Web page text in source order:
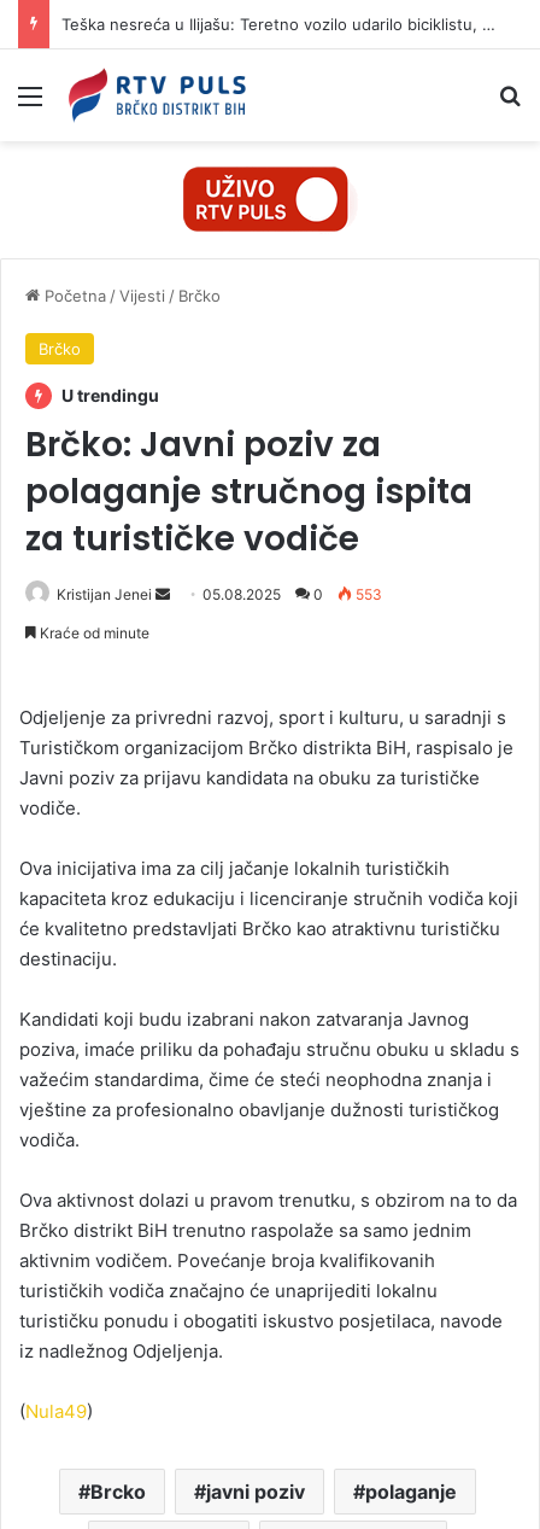
Teška nesreća u Ilijašu: Teretno vozilo udarilo biciklistu, 75-godišnjak zadržan u bolnici
Izbornik
Početna /Vijesti / Brčko
Brčko
U trendingu
Brčko: Javni poziv za
polaganje stručnog ispita
za turističke vodiče
Kristijan Jenei
a
n
05.08.2025 0 553
Kraće od minute
Odjeljenje za privredni razvoj, sport i kulturu, u saradnji s
Turističkom organizacijom Brčko distrikta BiH, raspisalo je
Javni poziv za prijavu kandidata na obuku za turističke
vodiče.
Ova inicijativa ima za cilj jačanje lokalnih turističkih
kapaciteta kroz edukaciju i licenciranje stručnih vodiča koji
će kvalitetno predstavljati Brčko kao atraktivnu turističku
destinaciju.
Kandidati koji budu izabrani nakon zatvaranja Javnog
poziva, imaće priliku da pohađaju stručnu obuku u skladu s
važećim standardima, čime će steći neophodna znanja i
vještine za profesionalno obavljanje dužnosti turističkog
vodiča.
Ova aktivnost dolazi u pravom trenutku, s obzirom na to da
Brčko distrikt BiH trenutno raspolaže sa samo jednim
aktivnim vodičem. Povećanje broja kvalifikovanih
turističkih vodiča značajno će unaprijediti lokalnu
turističku ponudu i obogatiti iskustvo posjetilaca, navode
iz nadležnog Odjeljenja.
(Nula49)
Brcko javni poziv polaganje